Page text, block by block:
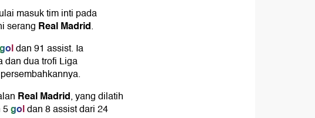
masuk tim inti pada
serang Real Madrid.
goldan 91 assist. Ia
dan dua trofi Liga
Real Madrid, yang dilatih
5goldan 8 assist dari 24